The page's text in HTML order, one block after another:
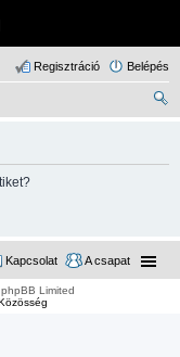
Belépés
Regisztráció
A csapat
Kapcsolat
Limited